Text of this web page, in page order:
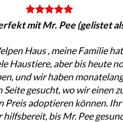
mit Mr. Pee (gelistet
Haus , meine Familie
Haustiere, aber bis heute
und wir haben
Seite gesucht, wo wir einen
Preis adoptieren können.
hilfsbereit, bis Mr. Pee